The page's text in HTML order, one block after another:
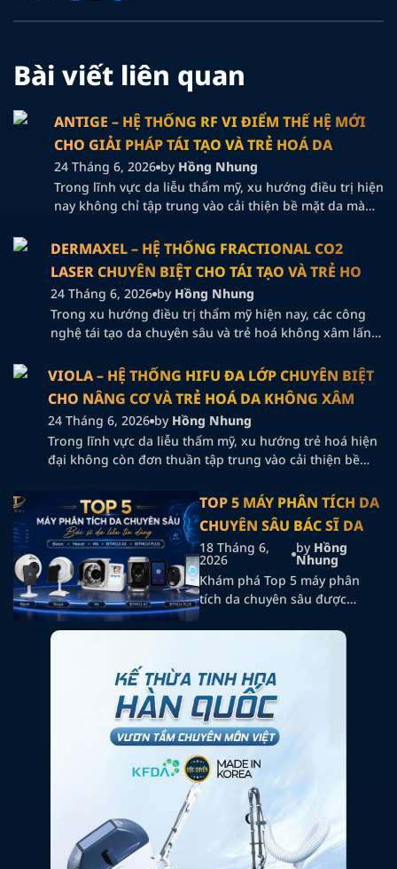
Bài viết liên quan
ANTIGE – HỆ THỐNG RF VI ĐIỂM THẾ HỆ MỚI
CHO GIẢI PHÁP TÁI TẠO VÀ TRẺ HOÁ DA
CHUYÊN SÂU
24 Tháng 6, 2026 byHồng Nhung
Trong lĩnh vực da liễu thẩm mỹ, xu hướng điều trị hiện
nay không chỉ tập trung vào cải thiện bề mặt da mà
trong nhằm nâng cao hiệu quả trẻ hoá lâu dài và tối
ưu trải nghiệm phục hồi sau điều […]
DERMAXEL – HỆ THỐNG FRACTIONAL CO2
LASER CHUYÊN BIỆT CHO TÁI TẠO VÀ TRẺ HOÁ
DA
24 Tháng 6, 2026 byHồng Nhung
Trong xu hướng điều trị thẩm mỹ hiện nay, các công
nghệ tái tạo da chuyên sâu và trẻ hoá không xâm lấn
lượng da toàn diện và tối ưu trải nghiệm điều trị.
DERMAXEL ra đời như một giải pháp Fractional CO2
Laser […]
VIOLA – HỆ THỐNG HIFU ĐA LỚP CHUYÊN BIỆT
CHO NÂNG CƠ VÀ TRẺ HOÁ DA KHÔNG XÂM
LẤN
24 Tháng 6, 2026 byHồng Nhung
Trong lĩnh vực da liễu thẩm mỹ, xu hướng trẻ hoá hiện
đại không còn đơn thuần tập trung vào cải thiện bề
bên trong. Đây cũng là lý do công nghệ HIFU ngày
càng được ứng dụng rộng rãi trong các liệu trình nâng
cơ và trẻ hoá không xâm lấn.
TOP 5 MÁY PHÂN TÍCH DA
CHUYÊN SÂU BÁC SĨ DA
LIỄU TIN DÙNG
18 Tháng 6,
2026
byHồng
Nhung
Khám phá Top 5 máy phân
tích da chuyên sâu được
lựa chọn hiện nay. Đánh giá
BITMOJI A3 và BITMOJI PLUS.